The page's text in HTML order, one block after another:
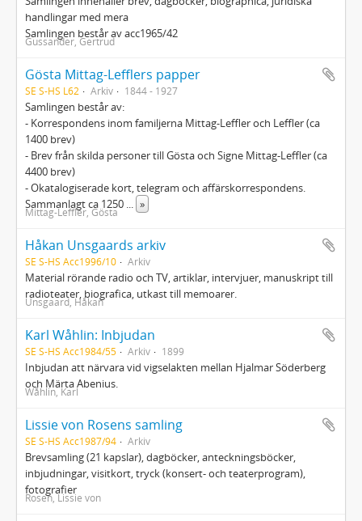
handlingar med mera
Samlingen består av acc1965/42
Gussander, Gertrud
Gösta Mittag-Lefflers papper
SE S-HS L62 Arkiv 1844 - 1927
Samlingen består av:
- Korrespondens inom familjerna Mittag-Leffler och Leffler (ca
1400 brev)
- Brev från skilda personer till Gösta och Signe Mittag-Leffler (ca
4400 brev)
- Okatalogiserade kort, telegram och affärskorrespondens.
Sammanlagt ca 1250 ... »
Mittag-Leffler, Gösta
Håkan Unsgaards arkiv
SE S-HS Acc1996/10 Arkiv
Material rörande radio och TV, artiklar, intervjuer, manuskript till
radioteater, biografica, utkast till memoarer.
Unsgaard, Håkan
Karl Wåhlin: Inbjudan
SE S-HS Acc1984/55 Arkiv 1899
Inbjudan att närvara vid vigselakten mellan Hjalmar Söderberg
och Märta Abenius.
Wåhlin, Karl
Lissie von Rosens samling
SE S-HS Acc1987/94 Arkiv
Brevsamling (21 kapslar), dagböcker, anteckningsböcker,
inbjudningar, visitkort, tryck (konsert- och teaterprogram),
fotografier
Rosen, Lissie von